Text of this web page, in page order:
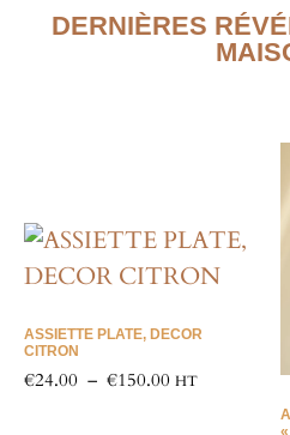
DERNIÈRES
ASSIETTE PLATE, DECOR
CITRON
€24.00 – €150.00 HT